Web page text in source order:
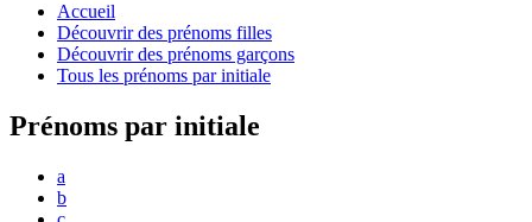
Accueil
Découvrir des prénoms filles
Découvrir des prénoms garçons
Tous les prénoms par initiale
Prénoms par initiale
a
b